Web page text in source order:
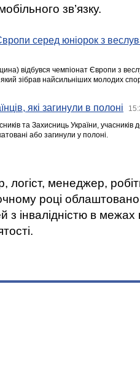
зв’язку.
серед юніорок з
відбувся чемпіонат Європи з
зібрав найсильніших молодих
які загинули в полоні
та Захисниць України,
або загинули у полоні.
логіст, менеджер,
році
з інвалідністю в межах